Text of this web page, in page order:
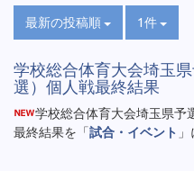
最新の投稿順 1件
学校総合体育大会埼玉
選）個人戦最終結果
学校総合体育大会埼玉県予
最終結果を「試合・イベント